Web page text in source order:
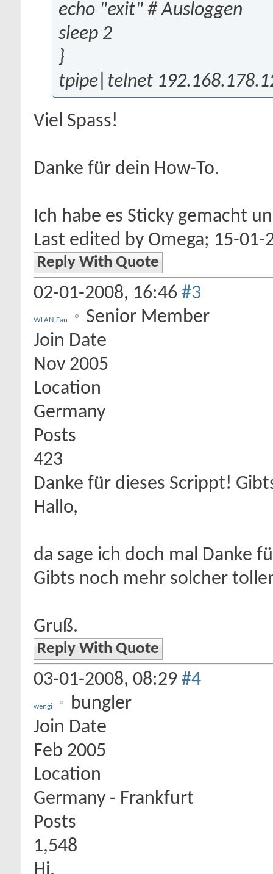
echo "exit" # Ausloggen
sleep 2
}
tpipe|telnet
Viel Spass!
Danke für dein How-To.
Ich habe es Sticky gemacht
Last edited by Omega; 15-
Reply With Quote
02-01-2008, 16:46 #3
WLAN-Fan
Senior Member
Join Date
Nov 2005
Location
Germany
Posts
423
Danke für dieses Scrippt!
Hallo,
da sage ich doch mal Danke
Gibts noch mehr solcher
Gruß.
Reply With Quote
03-01-2008, 08:29 #4
wengi
bungler
Join Date
Feb 2005
Location
Germany - Frankfurt
Posts
1,548